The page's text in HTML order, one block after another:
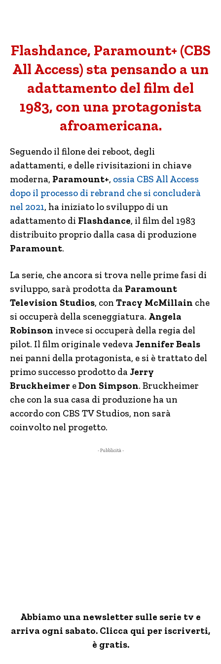
Flashdance, Paramount+ (CBS
All Access) sta pensando a un
adattamento del film del
1983, con una protagonista
afroamericana.
Seguendo il filone dei reboot, degli
adattamenti, e delle rivisitazioni in chiave
moderna, Paramount+, ossia CBS All Access
dopo il processo di rebrand che si concluderà
nel 2021, ha iniziato lo sviluppo di un
adattamento di Flashdance, il film del 1983
distribuito proprio dalla casa di produzione
Paramount.
La serie, che ancora si trova nelle prime fasi di
sviluppo, sarà prodotta da Paramount
Television Studios, con Tracy McMillain che
si occuperà della sceneggiatura. Angela
Robinson invece si occuperà della regia del
pilot. Il film originale vedevaJennifer Beals
nei panni della protagonista, e si è trattato del
primo successo prodotto daJerry
Bruckheimer eDon Simpson. Bruckheimer
che con la sua casa di produzione ha un
accordo con CBS TV Studios, non sarà
coinvolto nel progetto.
- Pubblicità -
Abbiamo una newsletter sulle serie tv e
arriva ogni sabato. Clicca qui per iscriverti,
è gratis.